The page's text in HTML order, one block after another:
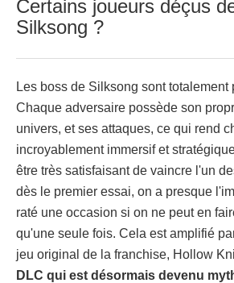
Certains joueurs déçus
Silksong ?
Les boss de Silksong sont totalement
Chaque adversaire possède son
univers, et ses attaques, ce qui rend
incroyablement immersif et
être très satisfaisant de vaincre l'un
dès le premier essai, on a presque
raté une occasion si on ne peut en
qu'une seule fois. Cela est amplifié
jeu original de la franchise, Hollow
DLC qui est désormais devenu